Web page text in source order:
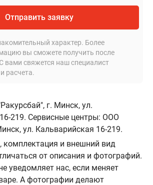
Отправить заявку
характер. Более
вы сможете получить после
вами свяжется наш специалист
расчета.
г. Минск, ул.
219. Сервисные центры: ООО
ул. Кальварийская 16-219.
комплектация и внешний вид
от описания и фотографий.
уведомляет нас, если меняет
А фотографии делают